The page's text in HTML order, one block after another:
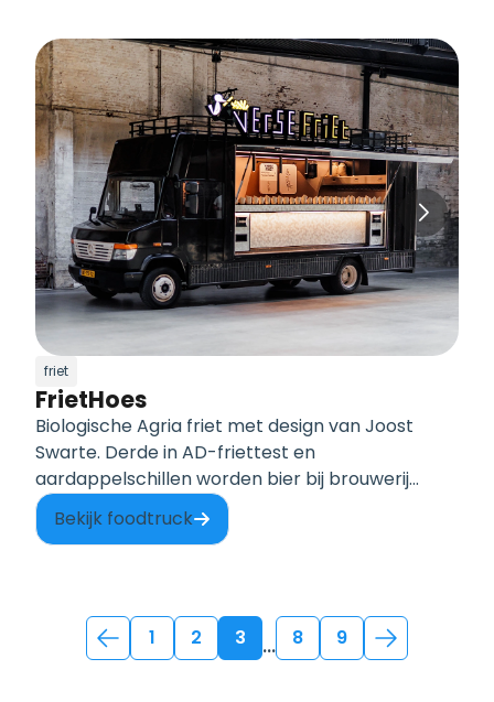
friet
FrietHoes
Biologische Agria friet met design van Joost
Swarte. Derde in AD-friettest en
aardappelschillen worden bier bij brouwerij
Jopen Haarlem.
Bekijk foodtruck
1 2 3 ... 8 9